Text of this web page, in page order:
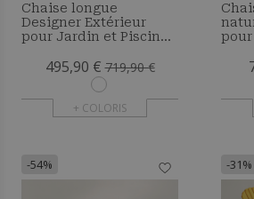
Chaise longue
Designer Extérieur
pour Jardin et Piscine
495,90 € 719,90 €
+ COLORIS
-54% -31%